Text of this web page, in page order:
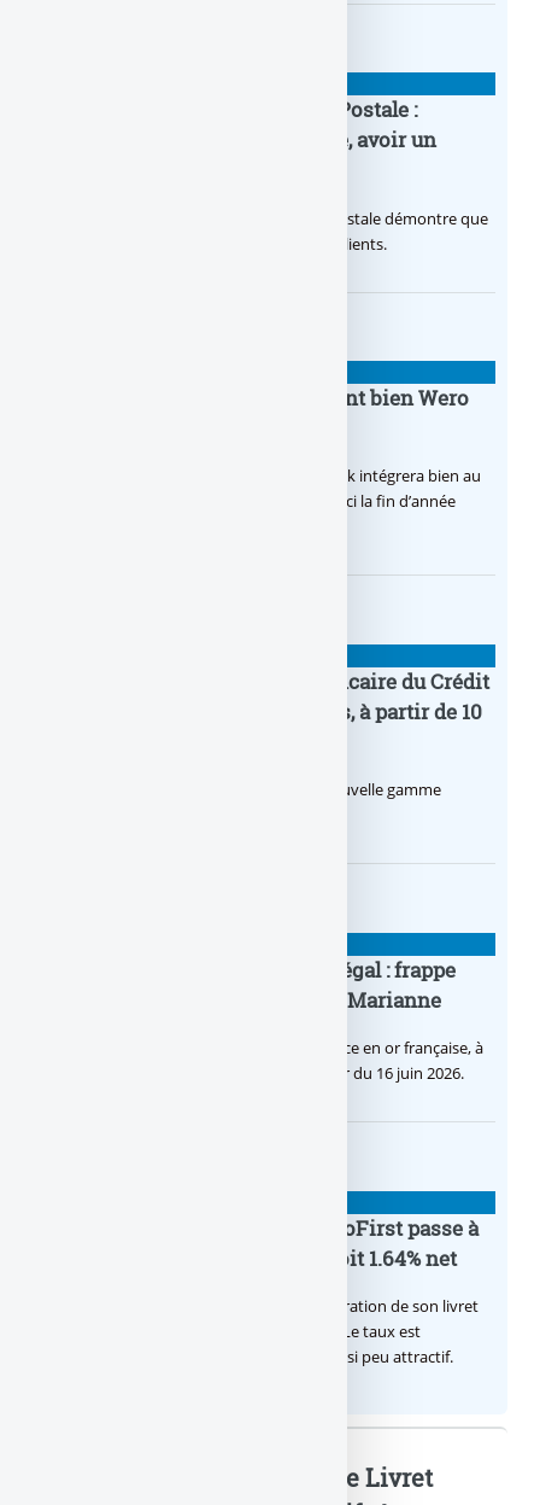
20e anniversaire de la Banque Postale :
nouvelle campagne publicitaire, avoir un
Avec sa nouvelle campagne, La Banque Postale démontre que
sa citoyenneté crée de la valeur pour ses clients.
BoursoBank intègrera finalement bien Wero
Après de multiples hésitations, Boursobank intégrera bien au
final la solution de virement SEPA Wero d’ici la fin d’année
Pro by CA : la nouvelle offre bancaire du Crédit
Agricole pour les entrepreneurs, à partir de 10
Le Crédit Agricole lance Pro by CA, une nouvelle gamme
Pièce en OR française à cours légal : frappe
inaugurale du nouveau Bullion, Marianne
C’est une petite révolution, la nouvelle pièce en or française, à
cours légal, sera commercialisée à compter du 16 juin 2026.
Le taux du livret épargne BoursoFirst passe à
2.40% brut jusqu’à la fin 2026, soit 1.64% net
Boursobank augmente le taux de rémunération de son livret
épargne réservé à ses clients BoursoFirst. Le taux est
désormais est de 2.40% brut. Toujours aussi peu attractif.
Livret épargne : 4,50% sur le Livret